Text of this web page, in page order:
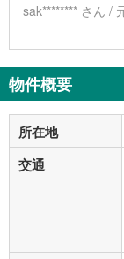
sak******** さん /
物件概要
所在地
交通